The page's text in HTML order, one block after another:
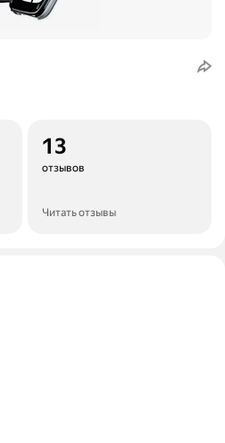
13
отзывов
Читать отзывы